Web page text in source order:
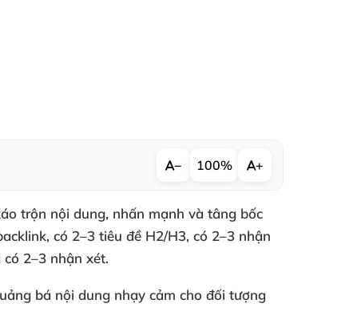
− 100% +
trộn nội dung, nhấn mạnh và tâng bốc
có 2–3 tiêu đề H2/H3, có 2–3 nhận
2–3 nhận xét.
bá nội dung nhạy cảm cho đối tượng